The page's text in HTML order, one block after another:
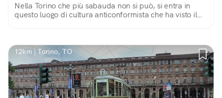
Nella Torino che più sabauda non si può, si entra in
questo luogo di cultura anticonformista che ha visto il
12km | Torino, TO